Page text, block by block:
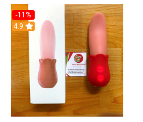
-11%
4.9